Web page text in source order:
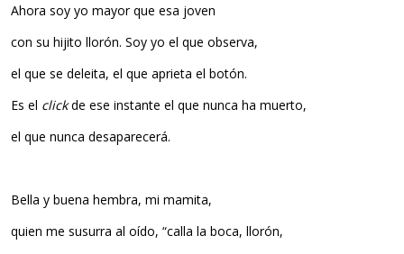
Ahora soy yo mayor que esa joven
con su hijito llorón. Soy yo el que observa,
el que se deleita, el que aprieta el botón.
Es el clickde ese instante el que nunca ha muerto,
el que nunca desaparecerá.
Bella y buena hembra, mi mamita,
quien me susurra al oído, “calla la boca, llorón,